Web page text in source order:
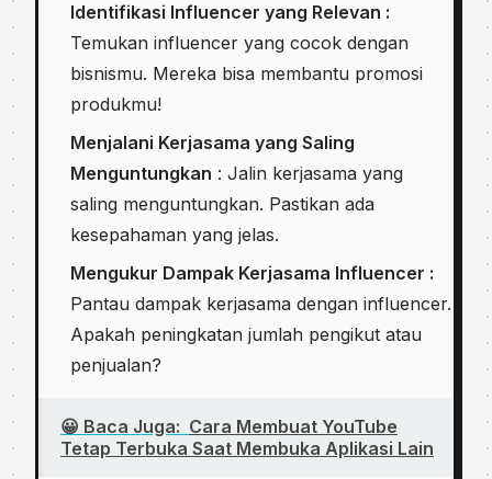
Identifikasi Influencer yang Relevan :
Temukan influencer yang cocok dengan
bisnismu. Mereka bisa membantu promosi
produkmu!
Menjalani Kerjasama yang Saling
Menguntungkan : Jalin kerjasama yang
saling menguntungkan. Pastikan ada
kesepahaman yang jelas.
Mengukur Dampak Kerjasama Influencer :
Pantau dampak kerjasama dengan influencer.
Apakah peningkatan jumlah pengikut atau
penjualan?
😀 Baca Juga: Cara Membuat YouTube
Tetap Terbuka Saat Membuka Aplikasi Lain